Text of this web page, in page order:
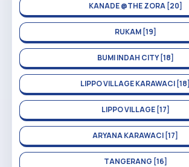
KANADE @THE ZORA [20]
RUKAM [19]
BUMI INDAH CITY [18]
LIPPO VILLAGE KARAWACI [18]
LIPPO VILLAGE [17]
ARYANA KARAWACI [17]
TANGERANG [16]